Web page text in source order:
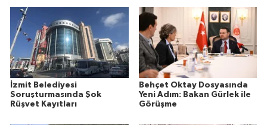
İzmit Belediyesi
Soruşturmasında Şok
Rüşvet Kayıtları
Behçet Oktay Dosyasında
Yeni Adım: Bakan Gürlek ile
Görüşme